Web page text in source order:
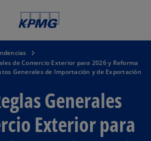
de Comercio Exterior para 2026 y Reforma
Generales de Importación y de Exportación
Generales
Exterior para